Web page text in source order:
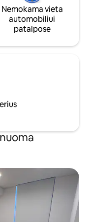
Nemokama vieta
automobiliui
patalpose